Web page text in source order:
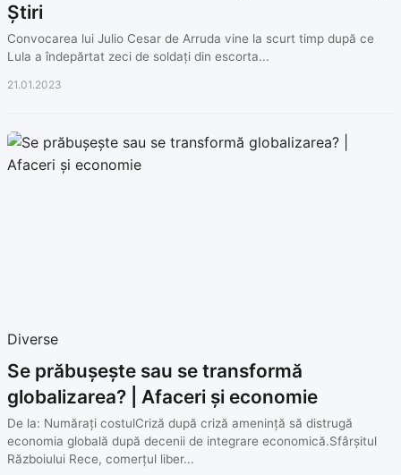
Știri
Convocarea lui Julio Cesar de Arruda vine la scurt timp după ce
Lula a îndepărtat zeci de soldați din escorta...
21.01.2023
Diverse
Se prăbușește sau se transformă
globalizarea? | Afaceri și economie
De la: Numărați costulCriză după criză amenință să distrugă
economia globală după decenii de integrare economică.Sfârșitul
Războiului Rece, comerțul liber...